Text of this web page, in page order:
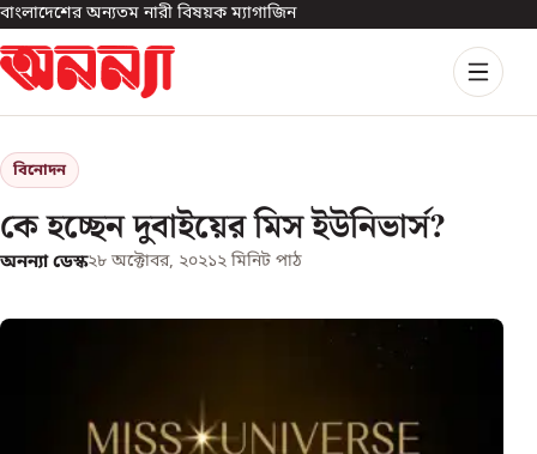
বাংলাদেশের অন্যতম নারী বিষয়ক ম্যাগাজিন
বিনোদন
কে হচ্ছেন দুবাইয়ের মিস ইউনিভার্স?
অনন্যা ডেস্ক২৮ অক্টোবর, ২০২১২ মিনিট পাঠ